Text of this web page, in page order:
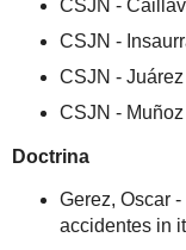
CSJN -
CSJN -
CSJN -
CSJN -
Doctrina
Gerez, Oscar
accidentes in